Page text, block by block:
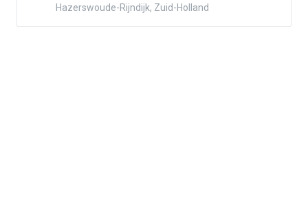
Hazerswoude-Rijndijk, Zuid-Holland